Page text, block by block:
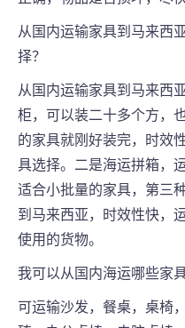
从国内运输家具到马来西
择？
从国内运输家具到马来西
柜，可以装二十多个方，
的家具就刚好装完，时效
具选择。二是海运拼箱，
适合小批量的家具，第三
到马来西亚，时效性快，
使用的货物。
我可以从国内海运哪些家
可运输沙发，餐桌，桌椅